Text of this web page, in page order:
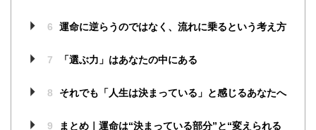
6 運命に逆らうのではなく、流れに乗るという考え方
7 「選ぶ力」はあなたの中にある
8 それでも「人生は決まっている」と感じるあなたへ
9
まとめ｜運命は“決まっている部分”と“変えられる